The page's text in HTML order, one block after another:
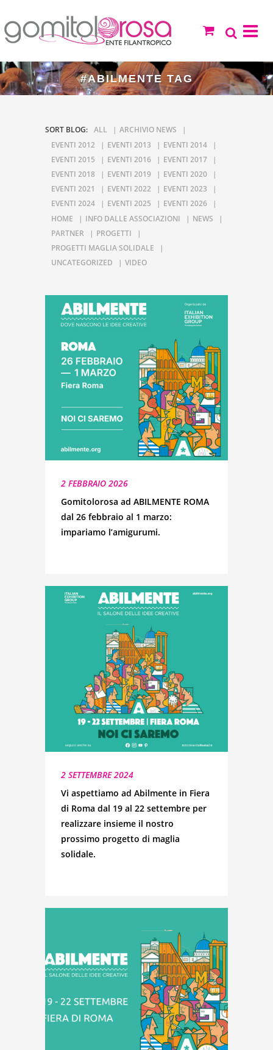
#ABILMENTE TAG
SORT BLOG: ALL
ARCHIVIO NEWS
EVENTI 2012
EVENTI 2013
EVENTI 2014
EVENTI 2015
EVENTI 2016
EVENTI 2017
EVENTI 2018
EVENTI 2019
EVENTI 2020
EVENTI 2021
EVENTI 2022
EVENTI 2023
EVENTI 2024
EVENTI 2025
EVENTI 2026
HOME
INFO DALLE ASSOCIAZIONI
NEWS
PARTNER
PROGETTI
PROGETTI MAGLIA SOLIDALE
UNCATEGORIZED
VIDEO
2 FEBBRAIO 2026
Gomitolorosa ad ABILMENTE ROMA
dal 26 febbraio al 1 marzo:
impariamo l’amigurumi.
2 SETTEMBRE 2024
Vi aspettiamo ad Abilmente in Fiera
di Roma dal 19 al 22 settembre per
realizzare insieme il nostro
prossimo progetto di maglia
solidale.